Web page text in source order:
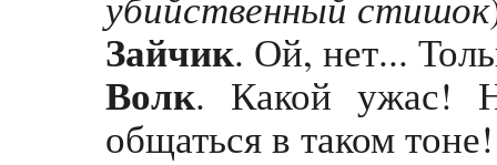
Зайчик. Ой, нет...
Волк. Какой ужас!
общаться в таком тоне!